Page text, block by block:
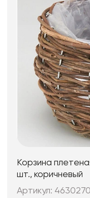
Корзина
шт., коричневый
Артикул: